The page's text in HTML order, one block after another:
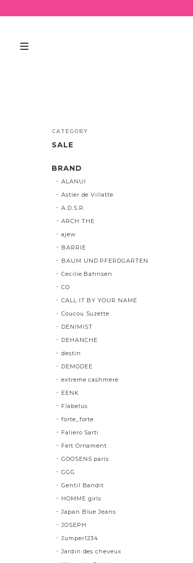
CATEGORY
SALE
BRAND
ALANUI
Astier de Villatte
A.D.S.R.
ARCH THE
ajew
BARRIE
BAUM UND PFERDGARTEN
Cecilie Bahnsen
CO
CALL IT BY YOUR NAME
Coucou Suzette
DENIMIST
DEHANCHE
destin
DEMODEE
extreme cashmere
EENK
Flabelus
forte_forte
Faliero Sarti
Felt Ornament
GOOSENS paris
GGG
Gentil Bandit
HOMME girls
Japan Blue Jeans
JOSEPH
Jumper1234
Jardin des cheveux